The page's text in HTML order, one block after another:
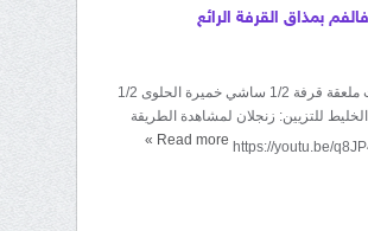
بمذاق القرفة الرائع
المقادير: 125غ زبدة 1 كأس سكر 1 كأس زيت ملعقة قرفة 1/2 ساشي خميرة الحلوى 1/2
للتزيين: زنجلان لمشاهدة الطريقة
Read more
»